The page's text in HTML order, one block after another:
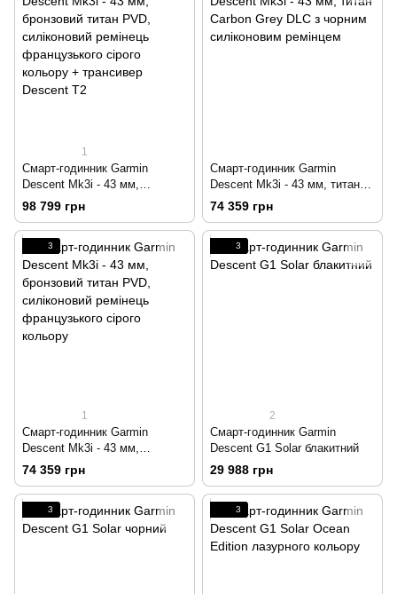
1
Смарт-годинник Garmin
Descent Mk3i - 43 мм,
бронзовий титан PVD,
силіконовий ремінець
французького сірого кольору
+ трансивер Descent T2
98 799 грн
Смарт-годинник Garmin
Descent Mk3i - 43 мм, титан
Carbon Grey DLC з чорним
силіконовим ремінцем
74 359 грн
3
1
Смарт-годинник Garmin
Descent Mk3i - 43 мм,
бронзовий титан PVD,
силіконовий ремінець
французького сірого кольору
74 359 грн
3
2
Смарт-годинник Garmin
Descent G1 Solar блакитний
29 988 грн
3 3